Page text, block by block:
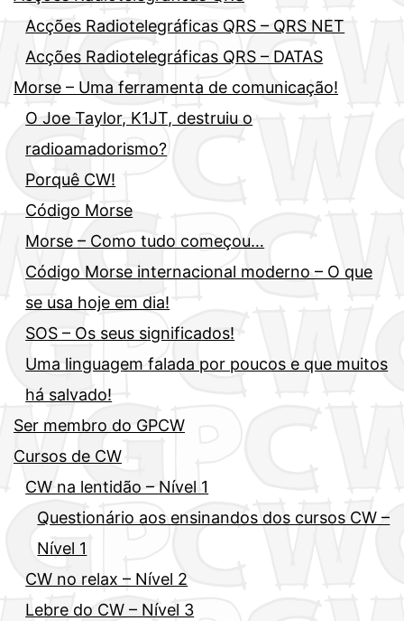
Acções Radiotelegráficas QRS – QRS NET
Acções Radiotelegráficas QRS – DATAS
Morse – Uma ferramenta de comunicação!
O Joe Taylor, K1JT, destruiu o
radioamadorismo?
Porquê CW!
Código Morse
Morse – Como tudo começou…
Código Morse internacional moderno – O que
se usa hoje em dia!
SOS – Os seus significados!
Uma linguagem falada por poucos e que muitos
há salvado!
Ser membro do GPCW
Cursos de CW
CW na lentidão – Nível 1
Questionário aos ensinandos dos cursos CW –
Nível 1
CW no relax – Nível 2
Lebre do CW – Nível 3